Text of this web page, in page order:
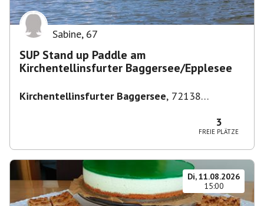
Sabine, 67
SUP Stand up Paddle am
Kirchentellinsfurter Baggersee/Epplesee
Kirchentellinsfurter Baggersee, 72138
3
FREIE PLÄTZE
Di, 11.08.2026
15:00